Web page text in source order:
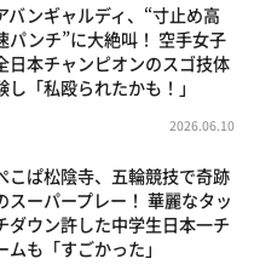
バンギャルディ、“寸止め高
パンチ”に大絶叫！ 空手女子
日本チャンピオンのスゴ技体
し「私殴られたかも！」
2026.06.10
こぱ松陰寺、五輪競技で奇跡
スーパープレー！ 華麗なタッ
ダウン許した中学生日本一チ
ムも「すごかった」